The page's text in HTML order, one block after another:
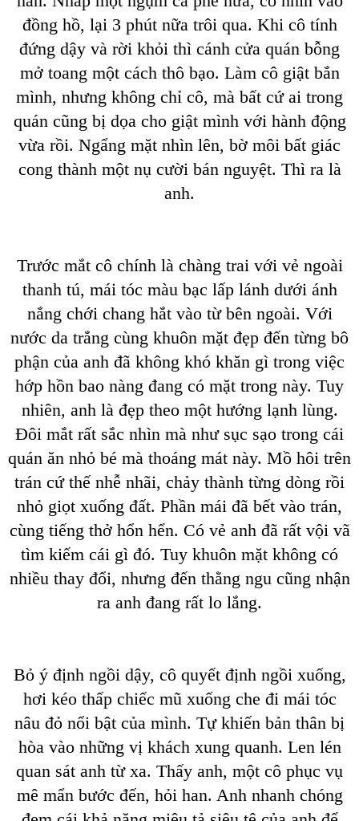
đồng hồ, lại 3 phút nữa trôi qua. Khi cô tính
đứng dậy và rời khỏi thì cánh cửa quán bỗng
mở toang một cách thô bạo. Làm cô giật bắn
mình, nhưng không chỉ cô, mà bất cứ ai trong
quán cũng bị dọa cho giật mình với hành động
vừa rồi. Ngẩng mặt nhìn lên, bờ môi bất giác
cong thành một nụ cười bán nguyệt. Thì ra là
anh.
Trước mắt cô chính là chàng trai với vẻ ngoài
thanh tú, mái tóc màu bạc lấp lánh dưới ánh
nắng chới chang hắt vào từ bên ngoài. Với
nước da trắng cùng khuôn mặt đẹp đến từng bô
phận của anh đã không khó khăn gì trong việc
hớp hồn bao nàng đang có mặt trong này. Tuy
nhiên, anh là đẹp theo một hướng lạnh lùng.
Đôi mắt rất sắc nhìn mà như sục sạo trong cái
quán ăn nhỏ bé mà thoáng mát này. Mồ hôi trên
trán cứ thế nhễ nhãi, chảy thành từng dòng rồi
nhỏ giọt xuống đất. Phần mái đã bết vào trán,
cùng tiếng thở hổn hển. Có vẻ anh đã rất vội vã
tìm kiếm cái gì đó. Tuy khuôn mặt không có
nhiều thay đổi, nhưng đến thằng ngu cũng nhận
ra anh đang rất lo lắng.
Bỏ ý định ngồi dậy, cô quyết định ngồi xuống,
hơi kéo thấp chiếc mũ xuống che đi mái tóc
nâu đỏ nổi bật của mình. Tự khiến bản thân bị
hòa vào những vị khách xung quanh. Len lén
quan sát anh từ xa. Thấy anh, một cô phục vụ
mê mẩn bước đến, hỏi han. Anh nhanh chóng